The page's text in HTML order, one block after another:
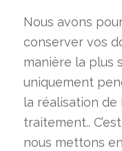
Nous avons
conserver vos
manière la plus
uniquement
la réalisation de
traitement..
nous mettons